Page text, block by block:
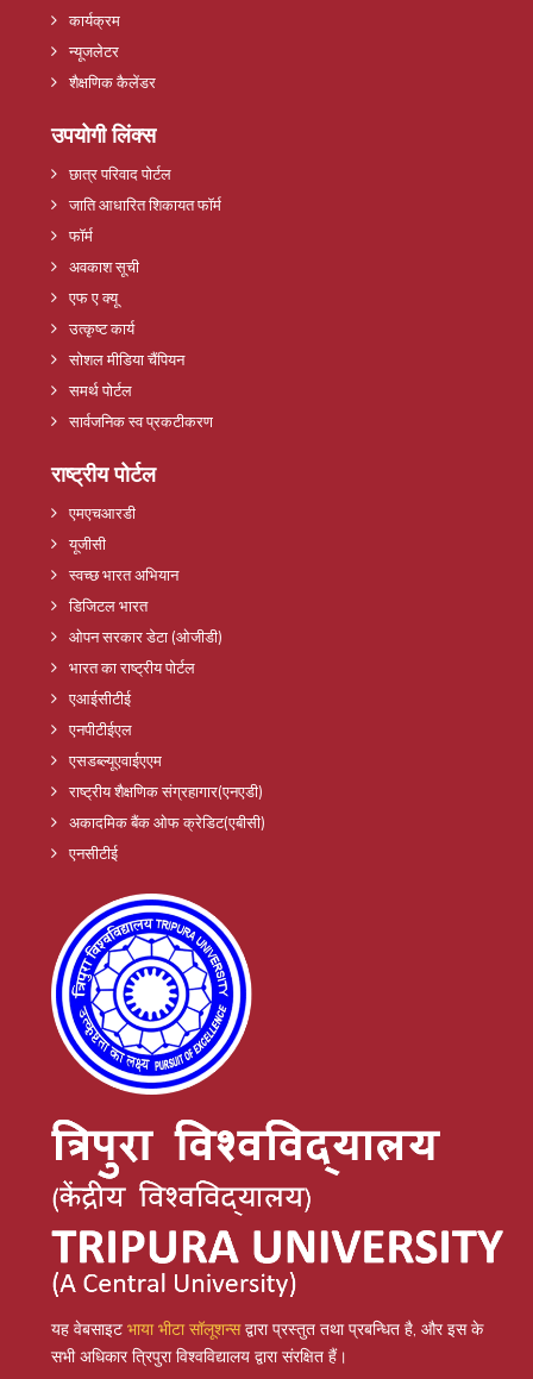
कार्यक्रम
न्यूजलेटर
शैक्षणिक कैलेंडर
उपयोगी लिंक्स
छात्र परिवाद पोर्टल
जाति आधारित शिकायत फॉर्म
फॉर्म
अवकाश सूची
एफ ए क्यू
उत्कृष्ट कार्य
सोशल मीडिया चैंपियन
समर्थ पोर्टल
सार्वजनिक स्व प्रकटीकरण
राष्ट्रीय पोर्टल
एमएचआरडी
यूजीसी
स्वच्छ भारत अभियान
डिजिटल भारत
ओपन सरकार डेटा (ओजीडी)
भारत का राष्ट्रीय पोर्टल
एआईसीटीई
एनपीटीईएल
एसडब्ल्यूएवाईएएम
राष्ट्रीय शैक्षणिक संग्रहागार(एनएडी)
अकादमिक बैंक ओफ क्रेडिट(एबीसी)
एनसीटीई
यह वेबसाइट भाया भीटा सॉलूशन्सद्वारा प्रस्तुत तथा प्रबन्धित है, और इस के
सभी अधिकार त्रिपुरा विश्वविद्यालय द्वारा संरक्षित हैं।